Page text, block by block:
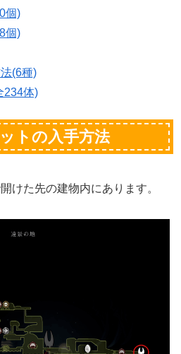
個)
個)
(6種)
234体)
トの入手方法
けた先の建物内にあります。